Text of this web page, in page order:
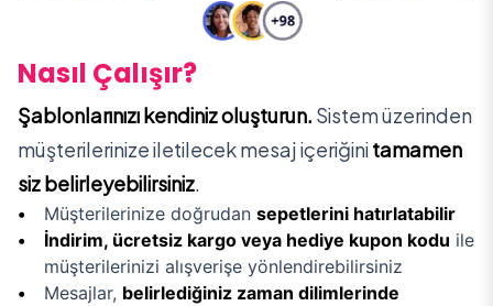
Nasıl Çalışır?
Şablonlarınızı kendiniz oluşturun. Sistem üzerinden
müşterilerinize iletilecek mesaj içeriğinitamamen
siz belirleyebilirsiniz.
Müşterilerinize doğrudan sepetlerini hatırlatabilir
İndirim, ücretsiz kargo veya hediye kupon kodu ile
müşterilerinizi alışverişe yönlendirebilirsiniz
Mesajlar, belirlediğiniz zaman dilimlerinde